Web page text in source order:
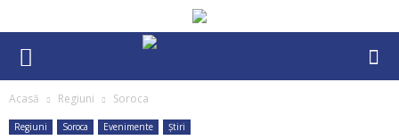
Acasă Regiuni Soroca
Regiuni Soroca Evenimente Știri